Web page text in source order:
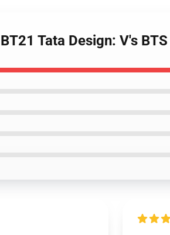
Tata Design: V's